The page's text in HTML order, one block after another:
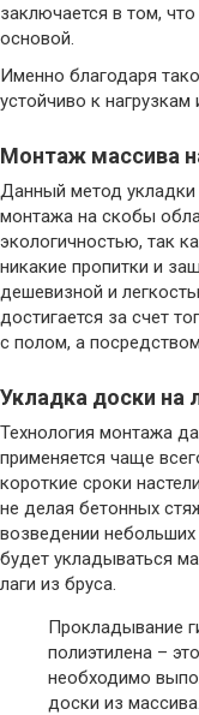
заключается в том,
основой.
Именно благодаря
устойчиво к
Монтаж массива
Данный метод
монтажа на скобы
экологичностью, так
никакие пропитки и
дешевизной и
достигается за счет
с полом, а
Укладка доски на
Технология монтажа
применяется чаще
короткие сроки
не делая бетонных
возведении
будет укладываться
лаги из бруса.
Прокладывание
полиэтилена –
необходимо
доски из массива.